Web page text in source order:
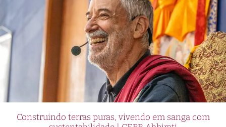
Construindo terras puras, vivendo em sanga com